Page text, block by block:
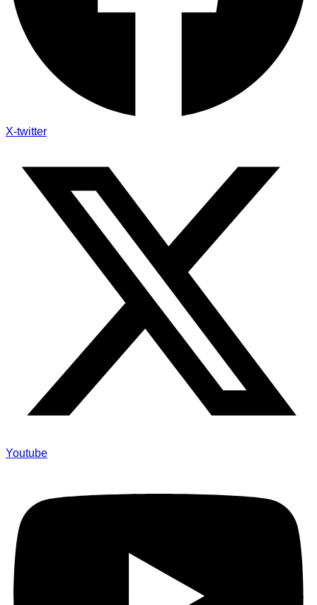
X-twitter
Youtube